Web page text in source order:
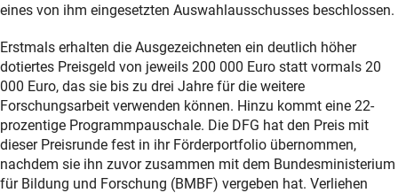
eines von ihm eingesetzten Auswahlausschusses beschlossen.
Erstmals erhalten die Ausgezeichneten ein deutlich höher
dotiertes Preisgeld von jeweils 200 000 Euro statt vormals 20
000 Euro, das sie bis zu drei Jahre für die weitere
Forschungsarbeit verwenden können. Hinzu kommt eine 22-
prozentige Programmpauschale. Die DFG hat den Preis mit
dieser Preisrunde fest in ihr Förderportfolio übernommen,
nachdem sie ihn zuvor zusammen mit dem Bundesministerium
für Bildung und Forschung (BMBF) vergeben hat. Verliehen